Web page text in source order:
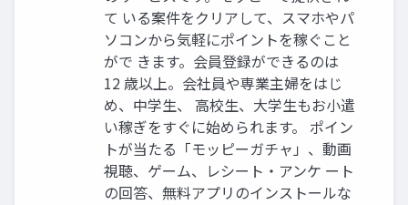
て いる案件をクリアして、スマホやパ
ソコンから気軽にポイントを稼ぐこと
がで きます。会員登録ができるのは
12 歳以上。会社員や専業主婦をはじ
め、中学生、 高校生、大学生もお小遣
い稼ぎをすぐに始められます。 ポイン
トが当たる「モッピーガチャ」、動画
視聴、ゲーム、レシート・アンケ ート
の回答、無料アプリのインストールな